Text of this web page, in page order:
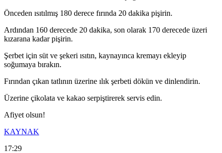
Önceden ısıtılmış 180 derece fırında 20 dakika pişirin.
Ardından 160 derecede 20 dakika, son olarak 170 derecede üzeri
kızarana kadar pişirin.
Şerbet için süt ve şekeri ısıtın, kaynayınca kremayı ekleyip
soğumaya bırakın.
Fırından çıkan tatlının üzerine ılık şerbeti dökün ve dinlendirin.
Üzerine çikolata ve kakao serpiştirerek servis edin.
Afiyet olsun!
KAYNAK
17:29